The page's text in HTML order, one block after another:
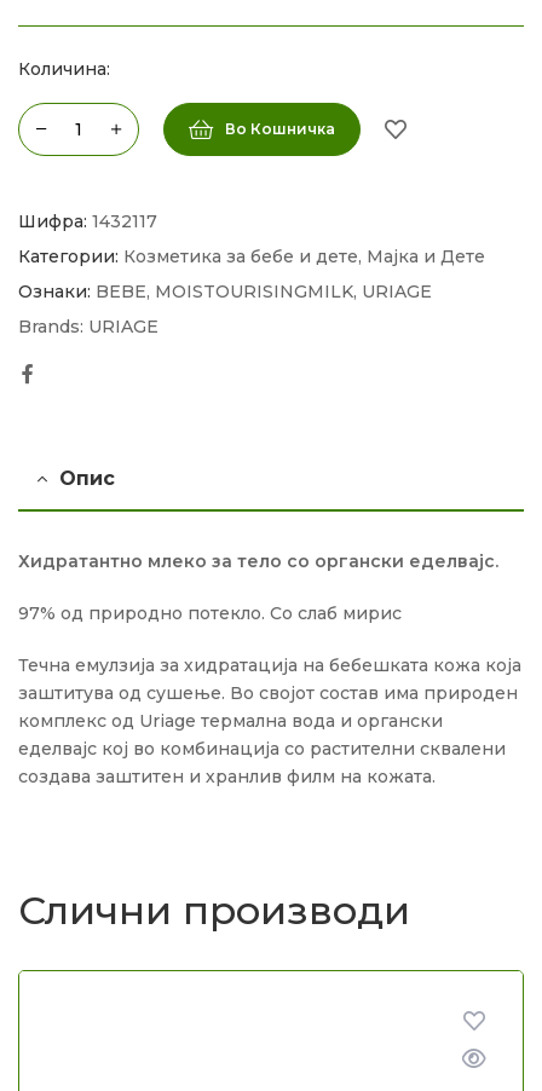
Количина:
Во Кошничка
Шифра: 1432117
Категории: Козметика за бебе и дете, Мајка и Дете
Ознаки: BEBE, MOISTOURISINGMILK, URIAGE
Brands: URIAGE
Опис
Хидратантно млеко за тело со органски еделвајс.
97% од природно потекло. Со слаб мирис
Течна емулзија за хидратација на бебешката кожа која
заштитува од сушење. Во својот состав има природен
комплекс од Uriage термална вода и органски
еделвајс кој во комбинација со растителни сквалени
создава заштитен и хранлив филм на кожата.
Слични производи